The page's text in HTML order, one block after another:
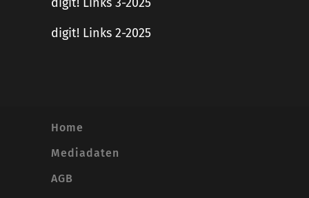
digit! Links 2-2025
Home
Mediadaten
AGB